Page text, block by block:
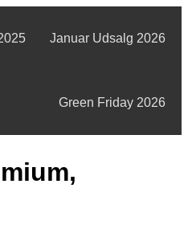
Januar Udsalg 2026
Green Friday 2026